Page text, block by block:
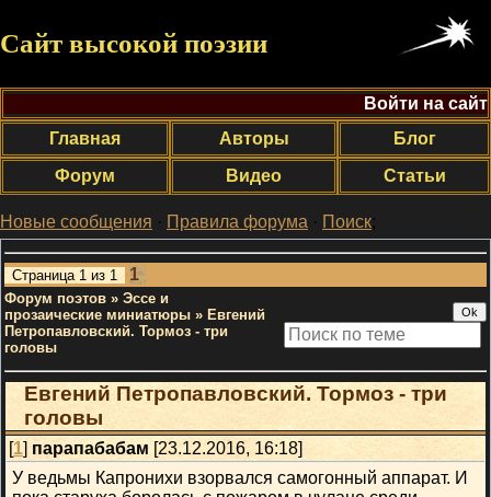
Сайт высокой поэзии
Войти на сайт
Главная
Авторы
Блог
Форум
Видео Статьи
Новые сообщения · Правила форума · Поиск;
Страница 1 из 1 1
Форум поэтов » Эссе и
прозаические миниатюры » Евгений
Петропавловский. Тормоз - три
головы
Евгений Петропавловский. Тормоз - три
головы
[1] парапабабам [23.12.2016, 16:18]
У ведьмы Капронихи взорвался самогонный аппарат. И